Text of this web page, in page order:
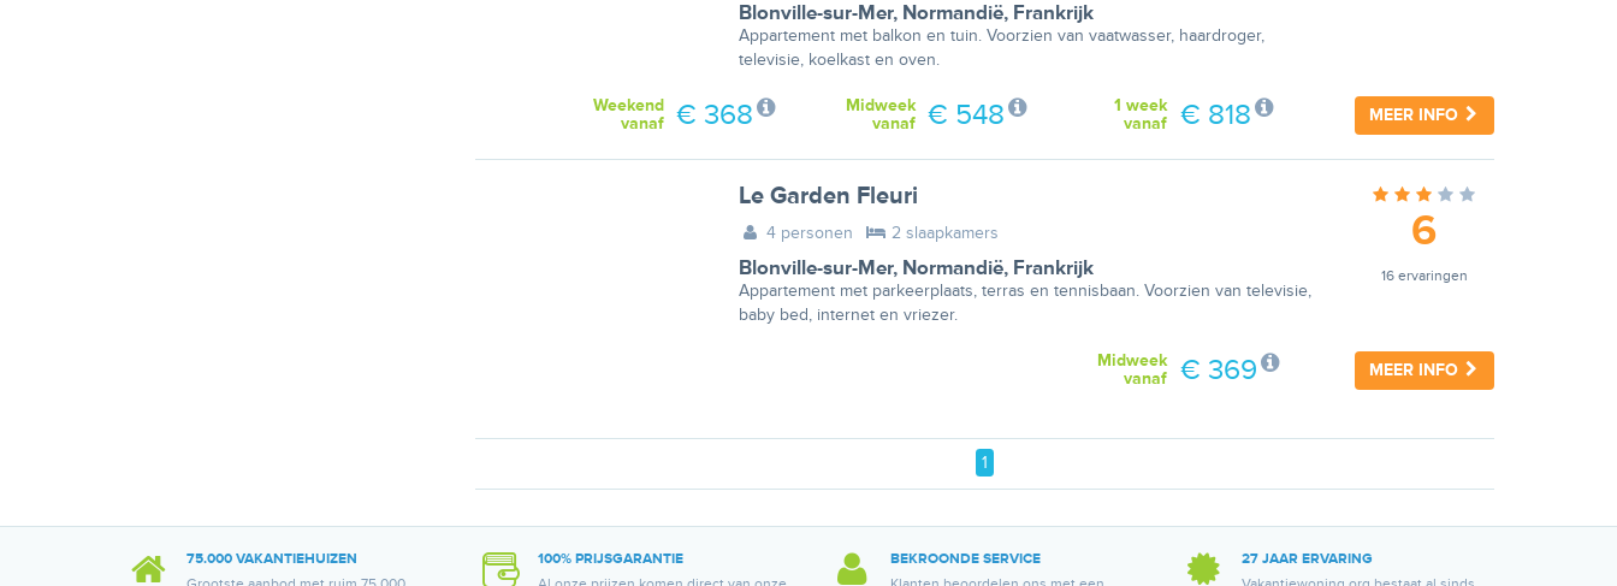
Blonville-sur-Mer, Normandië, Frankrijk
Appartement met balkon en tuin. Voorzien van vaatwasser, haardroger,
televisie, koelkast en oven.
MEER INFO
1 week
vanaf
€ 818
Midweek
vanaf
€ 548
Weekend
vanaf
€ 368
Le Garden Fleuri
4 personen 2 slaapkamers
Blonville-sur-Mer, Normandië, Frankrijk
Appartement met parkeerplaats, terras en tennisbaan. Voorzien van televisie,
baby bed, internet en vriezer.
6
16 ervaringen
MEER INFO
Midweek
vanaf
€ 369
1
75.000 VAKANTIEHUIZEN
100% PRIJSGARANTIE
BEKROONDE SERVICE
27 JAAR ERVARING